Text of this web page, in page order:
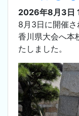
2026年8月3日
8月3日に開催
香川県大会へ本
たしました。